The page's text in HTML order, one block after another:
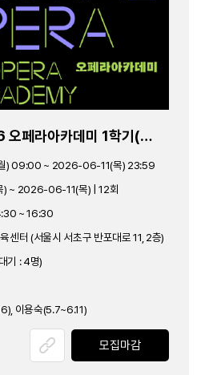
2026 오페라아카데미 1학기(성인)-이론감상-오페라포커스(유형종, 이용숙)
) 09:00 ~ 2026-06-11(목) 23:59
~ 2026-06-11(목) | 12회
~ 16:30
센터 (서울시 서초구 반포대로 11, 2층)
기 : 4명)
이용숙(5.7~6.11)
모집마감